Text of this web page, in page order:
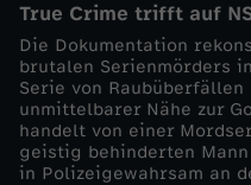
e
E
i
True Crime trifft auf
Die Dokumentation
brutalen Serienmörders
Serie von
unmittelbarer Nähe zur
handelt von einer
geistig behinderten
in Polizeigewahrsam an